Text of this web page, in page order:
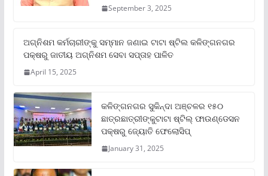
September 3, 2025
ଅଗ୍ନିଶମ କର୍ମଚାରୀଙ୍କୁ ସମ୍ମାନ ଜଣାଇ ଟାଟା ଷ୍ଟିଲ କଳିଙ୍ଗନଗର
ପକ୍ଷରୁ ଜାତୀୟ ଅଗ୍ନିଶମ ସେବା ସପ୍ତାହ ପାଳିତ
April 15, 2025
କଳିଙ୍ଗନଗର ସୁକିନ୍ଦା ଅଞ୍ଚଳର ୧୫୦
ଛାତ୍ରଛାତ୍ରୀଙ୍କୁଟାଟା ଷ୍ଟିଲ୍ ଫାଉଣ୍ଡେସନ
ପକ୍ଷରୁ ଜ୍ୟୋତି ଫେଲୋସିପ୍‌
January 31, 2025